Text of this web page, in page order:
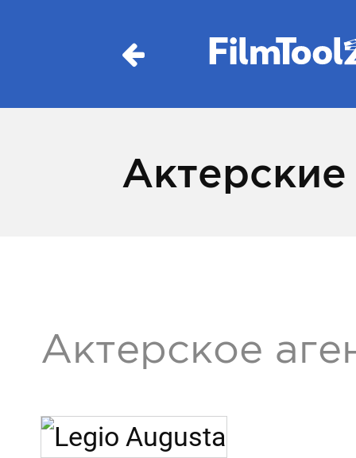
Актерские
Актерское